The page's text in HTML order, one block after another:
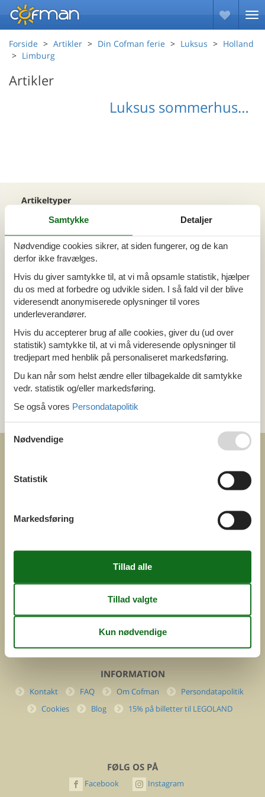
Forside Artikler Din Cofman ferie Luksus
Holland
Limburg
Artikler
Luksus sommerhus Limburg
Artikeltyper
Din Cofman ferie
Område
Alle
Holland
Limburg
Tema
Alle
Luksus
Kategori
Alle
DK-7400 Herning
Cofman.com
Momsnr.: DK26347688
(+45) 7877 0427
INFORMATION
Kontakt FAQ Om Cofman
Persondatapolitik
Cookies
Blog 15% på billetter til LEGOLAND
FØLG OS PÅ
Facebook Instagram
Samtykke Detaljer
Nødvendige cookies sikrer, at siden fungerer, og de kan
derfor ikke fravælges.
Hvis du giver samtykke til, at vi må opsamle statistik, hjælper
du os med at forbedre og udvikle siden. I så fald vil der blive
videresendt anonymiserede oplysninger til vores
underleverandører.
Hvis du accepterer brug af alle cookies, giver du (ud over
statistik) samtykke til, at vi må videresende oplysninger til
tredjepart med henblik på personaliseret markedsføring.
Du kan når som helst ændre eller tilbagekalde dit samtykke
vedr. statistik og/eller markedsføring.
Se også vores Persondatapolitik
Nødvendige
Statistik
Markedsføring